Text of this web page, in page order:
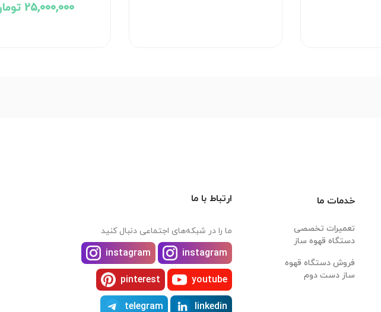
25,000,000 تومان
خدمات ما
تعمیرات تخصصی
دستگاه قهوه ساز
فروش دستگاه قهوه
ساز دست دوم
ارتباط با ما
ما را در شبکه‌های اجتماعی دنبال کنید
instagram
instagram
youtube
pinterest
linkedin
telegram